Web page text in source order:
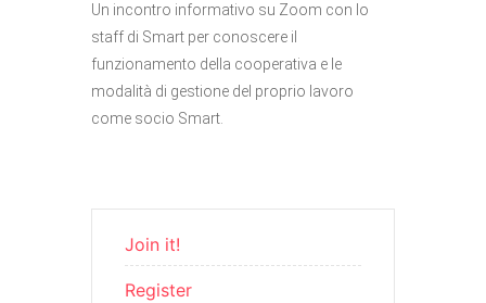
Un incontro informativo su Zoom con lo
staff di Smart per conoscere il
funzionamento della cooperativa e le
modalità di gestione del proprio lavoro
come socio Smart.
Join it!
Register